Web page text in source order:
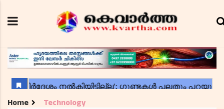
Home Technology